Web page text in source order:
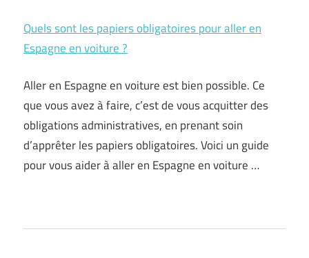
Quels sont les papiers obligatoires pour aller en
Espagne en voiture ?
Aller en Espagne en voiture est bien possible. Ce
que vous avez à faire, c’est de vous acquitter des
obligations administratives, en prenant soin
d’apprêter les papiers obligatoires. Voici un guide
pour vous aider à aller en Espagne en voiture …